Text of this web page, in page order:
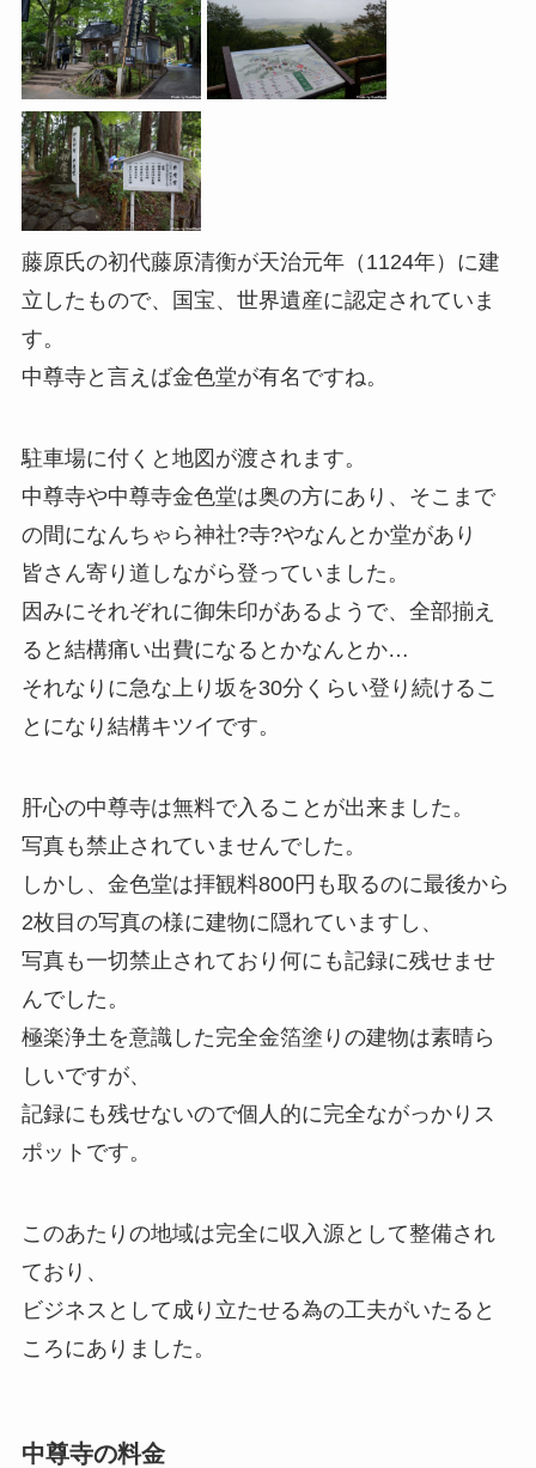
藤原氏の初代藤原清衡が天治元年（1124年）に建
立したもので、国宝、世界遺産に認定されていま
す。
中尊寺と言えば金色堂が有名ですね。
駐車場に付くと地図が渡されます。
中尊寺や中尊寺金色堂は奥の方にあり、そこまで
の間になんちゃら神社?寺?やなんとか堂があり
皆さん寄り道しながら登っていました。
因みにそれぞれに御朱印があるようで、全部揃え
ると結構痛い出費になるとかなんとか…
それなりに急な上り坂を30分くらい登り続けるこ
とになり結構キツイです。
肝心の中尊寺は無料で入ることが出来ました。
写真も禁止されていませんでした。
しかし、金色堂は拝観料800円も取るのに最後から
2枚目の写真の様に建物に隠れていますし、
写真も一切禁止されており何にも記録に残せませ
んでした。
極楽浄土を意識した完全金箔塗りの建物は素晴ら
しいですが、
記録にも残せないので個人的に完全ながっかりス
ポットです。
このあたりの地域は完全に収入源として整備され
ており、
ビジネスとして成り立たせる為の工夫がいたると
ころにありました。
中尊寺の料金